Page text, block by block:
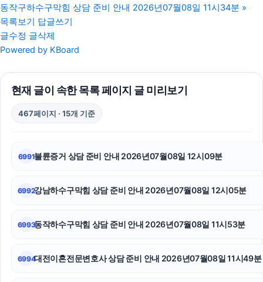
영등포하수구막힘
인스타그램 팔로워
용인하수구막힘
인스타 좋아요
동작구하수구막힘 상담 준비 안내 2026년07월08일 11시34분 »
목록보기
답글쓰기
글수정 글삭제
Powered by KBoard
현재 글이 속한 목록 페이지 글 미리보기
467페이지 · 15개 기준
6991불륜증거 상담 준비 안내 2026년07월08일 12시09분
6992강남하수구막힘 상담 준비 안내 2026년07월08일 12시05분
6993동작하수구막힘 상담 준비 안내 2026년07월08일 11시53분
6994대전이혼전문변호사 상담 준비 안내 2026년07월08일 11시49분